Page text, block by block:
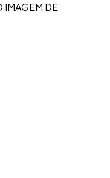
IMAGEM DE